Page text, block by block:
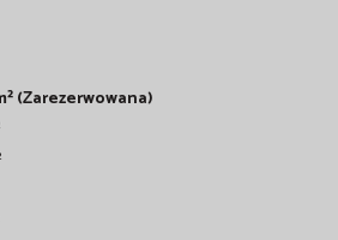
(Zarezerwowana)